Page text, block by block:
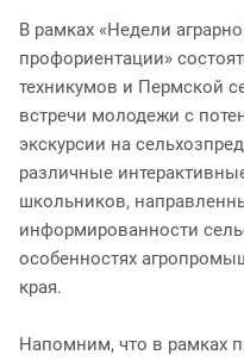
В рамках «Недели
профориентации»
техникумов и Пермской
встречи молодежи с
экскурсии на
различные
школьников,
информированности
особенностях
края.
Напомним, что в рамках